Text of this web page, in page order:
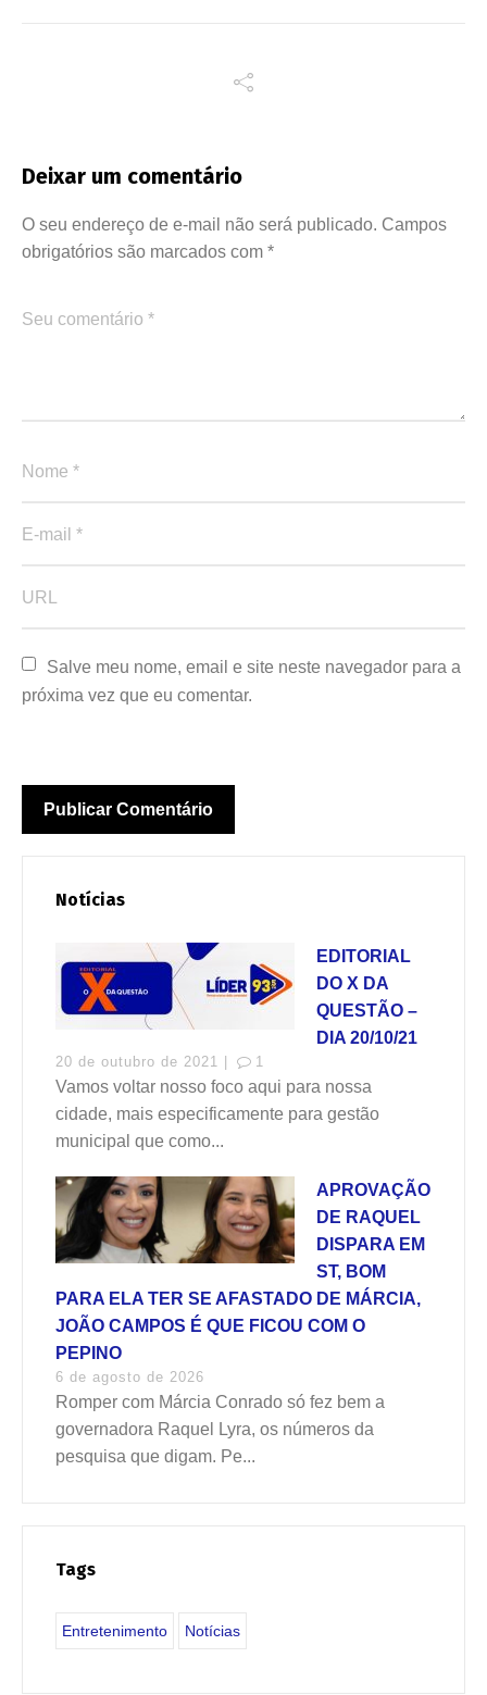
Deixar um comentário
O seu endereço de e-mail não será publicado. Campos
obrigatórios são marcados com *
Salve meu nome, email e site neste navegador para a
próxima vez que eu comentar.
Notícias
EDITORIAL
DO X DA
QUESTÃO –
DIA 20/10/21
20 de outubro de 2021 | 1
Vamos voltar nosso foco aqui para nossa
cidade, mais especificamente para gestão
municipal que como...
APROVAÇÃO
DE RAQUEL
DISPARA EM
ST, BOM
PARA ELA TER SE AFASTADO DE MÁRCIA,
JOÃO CAMPOS É QUE FICOU COM O
PEPINO
6 de agosto de 2026
Romper com Márcia Conrado só fez bem a
governadora Raquel Lyra, os números da
pesquisa que digam. Pe...
Tags
Entretenimento Notícias